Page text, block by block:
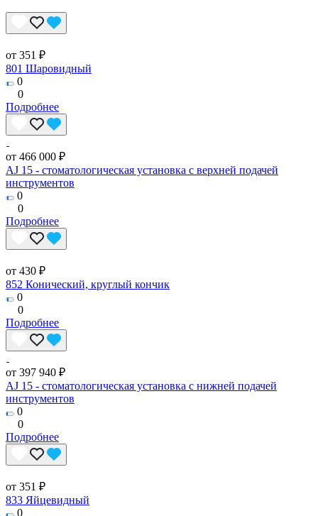
от 351 ₽
801 Шаровидный
0
0
Подробнее
от 466 000 ₽
AJ 15 - стоматологическая установка с верхней подачей
инструментов
0
0
Подробнее
от 430 ₽
852 Конический, круглый кончик
0
0
Подробнее
от 397 940 ₽
AJ 15 - стоматологическая установка с нижней подачей
инструментов
0
0
Подробнее
от 351 ₽
833 Яйцевидный
0